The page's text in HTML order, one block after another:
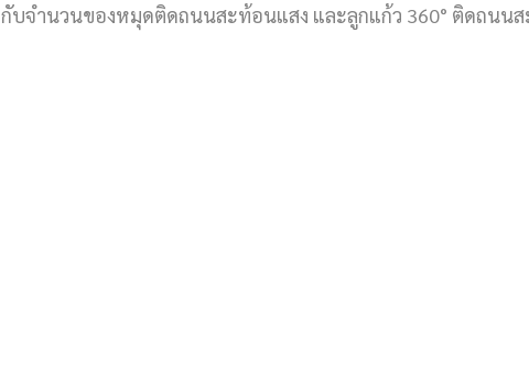
กับจำนวนของหมุดติดถนนสะท้อนแสง และลูกแก้ว 360° ติดถนน